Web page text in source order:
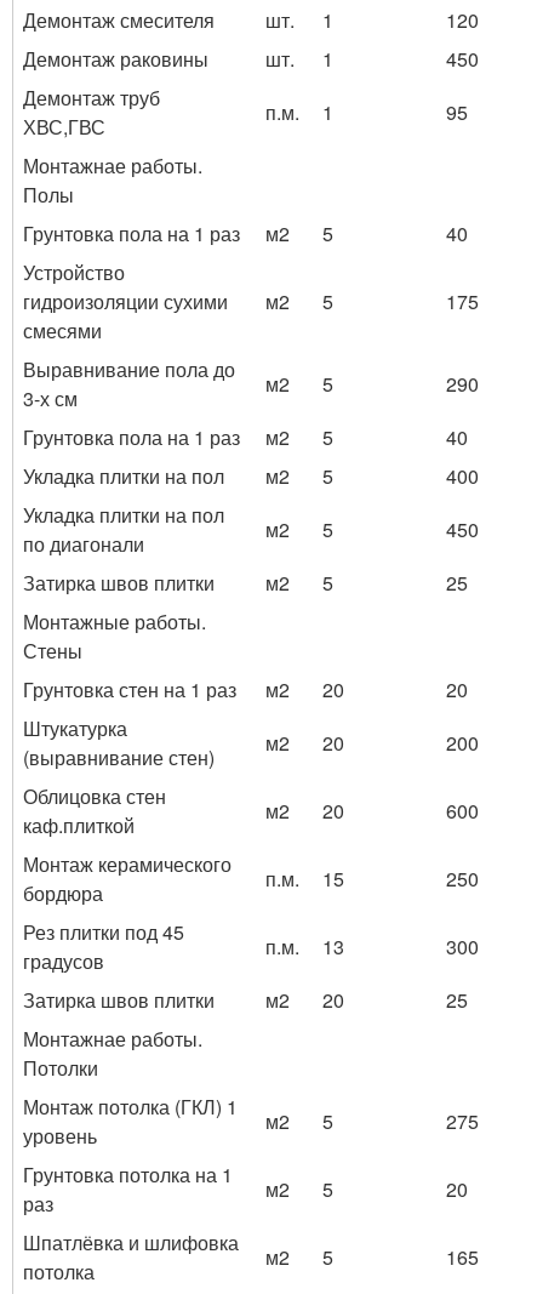
Демонтаж смесителя шт. 1
120
Демонтаж раковины
шт. 1
450
Демонтаж труб
ХВС,ГВС
п.м. 1
95
Монтажнае работы.
Полы
Грунтовка пола на 1 раз
м2 5
40
Устройство
гидроизоляции сухими
смесями
м2 5 175
Выравнивание пола до
3-х см
м2 5
290
Грунтовка пола на 1 раз
м2 5
40
Укладка плитки на пол
м2 5
400
Укладка плитки на пол
по диагонали
м2 5
450
Затирка швов плитки
м2 5
25
Монтажные работы.
Стены
Грунтовка стен на 1 раз
м2 20
20
Штукатурка
(выравнивание стен)
м2 20
200
Облицовка стен
каф.плиткой
м2 20
600
Монтаж керамического
бордюра
п.м. 15
250
Рез плитки под 45
градусов
п.м. 13
300
Затирка швов плитки
м2 20
25
Монтажнае работы.
Потолки
Монтаж потолка (ГКЛ) 1
уровень
м2 5
275
Грунтовка потолка на 1
раз
м2 5
20
Шпатлёвка и шлифовка
потолка
м2 5
165